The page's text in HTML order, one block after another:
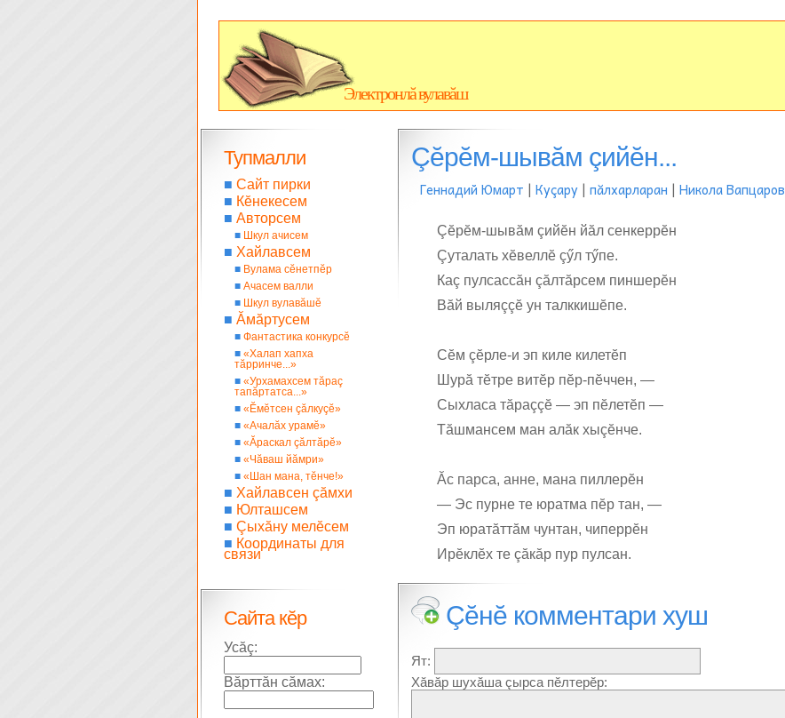
Электронлă вулавăш
Çĕрĕм-шывăм çийĕн...
Геннадий Юмарт | Куçару | пăлхарларан | Никола Вапцаров
Çĕрĕм-шывăм çийĕн йăл сенкеррĕн
Çуталать хĕвеллĕ çӳл тӳпе.
Каç пулсассăн çăлтăрсем пиншерĕн
Вăй выляççĕ ун талккишĕпе.
Сĕм çĕрле-и эп киле килетĕп
Шурă тĕтре витĕр пĕр-пĕччен, —
Сыхласа тăраççĕ — эп пĕлетĕп —
Тăшмансем ман алăк хыçĕнче.
Ăс парса, анне, мана пиллерĕн
— Эс пурне те юратма пĕр тан, —
Эп юратăттăм чунтан, чиперрĕн
Ирĕклĕх те çăкăр пур пулсан.
Çĕнĕ комментари хуш
Ят:
Хăвăр шухăша çырса пĕлтерĕр:
Тупмалли
■ Сайт пирки
■ Кĕнекесем
■ Авторсем
■ Шкул ачисем
■ Хайлавсем
■ Вулама сĕнетпĕр
■ Ачасем валли
■ Шкул вулавăшĕ
■ Ăмăртусем
■ Фантастика конкурсĕ
■ «Халап хапха
тăрринче...»
■ «Урхамахсем тăраç
тапăртатса...»
■ «Ĕмĕтсен çăлкуçĕ»
■ «Ачалăх урамĕ»
■ «Ăраскал çăлтăрĕ»
■ «Чăваш йăмри»
■ «Шан мана, тĕнче!»
■ Хайлавсен çăмхи
■ Юлташсем
■ Çыхăну мелĕсем
■ Координаты для
связи
Сайта кĕр
Усăç:
Вăрттăн сăмах: